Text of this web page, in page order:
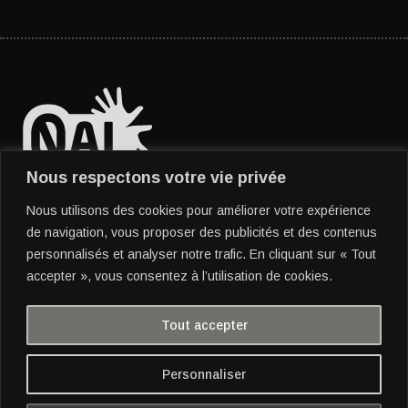
Nous respectons votre vie privée
Nous utilisons des cookies pour améliorer votre expérience
de navigation, vous proposer des publicités et des contenus
personnalisés et analyser notre trafic. En cliquant sur « Tout
accepter », vous consentez à l’utilisation de cookies.
Personnaliser
Tout accepter
Position de l'auteur
concernant l'IA générative
see also : www.kungfumental.org